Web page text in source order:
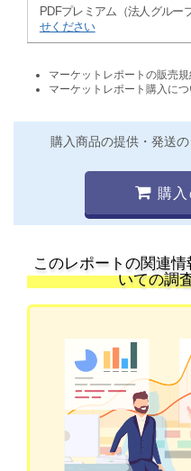
PDFプレミアム（法人グルー
せください
マーケットレポートの販売規
マーケットレポート購入につ
購入商品の提供・発送
購
このレポートの関連
いての調